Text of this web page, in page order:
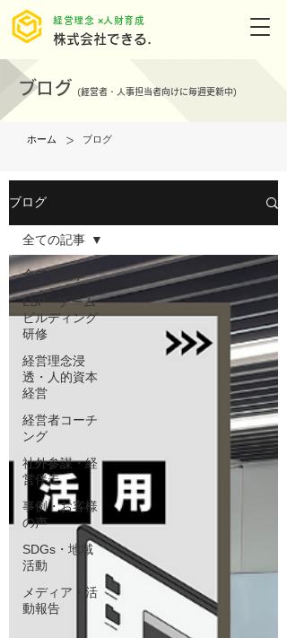
株式会社できる.
​経営理念 ×人財育成
ブログ (経営者・人事担当者向けに毎週更新中)
ホーム > ブログ
ブログ
全ての記事
LSP・チーム
ビルディング
研修
経営理念浸
透・人的資本
経営
経営者コーチ
ング
社外参謀・経
営伴走
事例・お客様
の声
SDGs・地域
活動
メディア・活
動報告
全ての記事